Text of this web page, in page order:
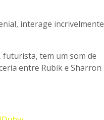
interage incrivelmente
futurista, tem um som de
entre Rubik e Sharron